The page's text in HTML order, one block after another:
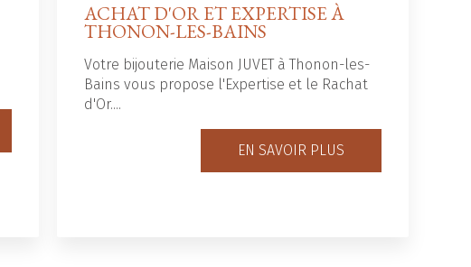
ACHAT D'OR ET EXPERTISE À
THONON-LES-BAINS
Votre bijouterie Maison JUVET à Thonon-les-
Bains vous propose l'Expertise et le Rachat
d'Or....
EN SAVOIR PLUS